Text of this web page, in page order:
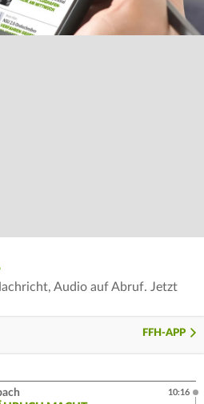
Audio auf Abruf. Jetzt
FFH-APP
10:16